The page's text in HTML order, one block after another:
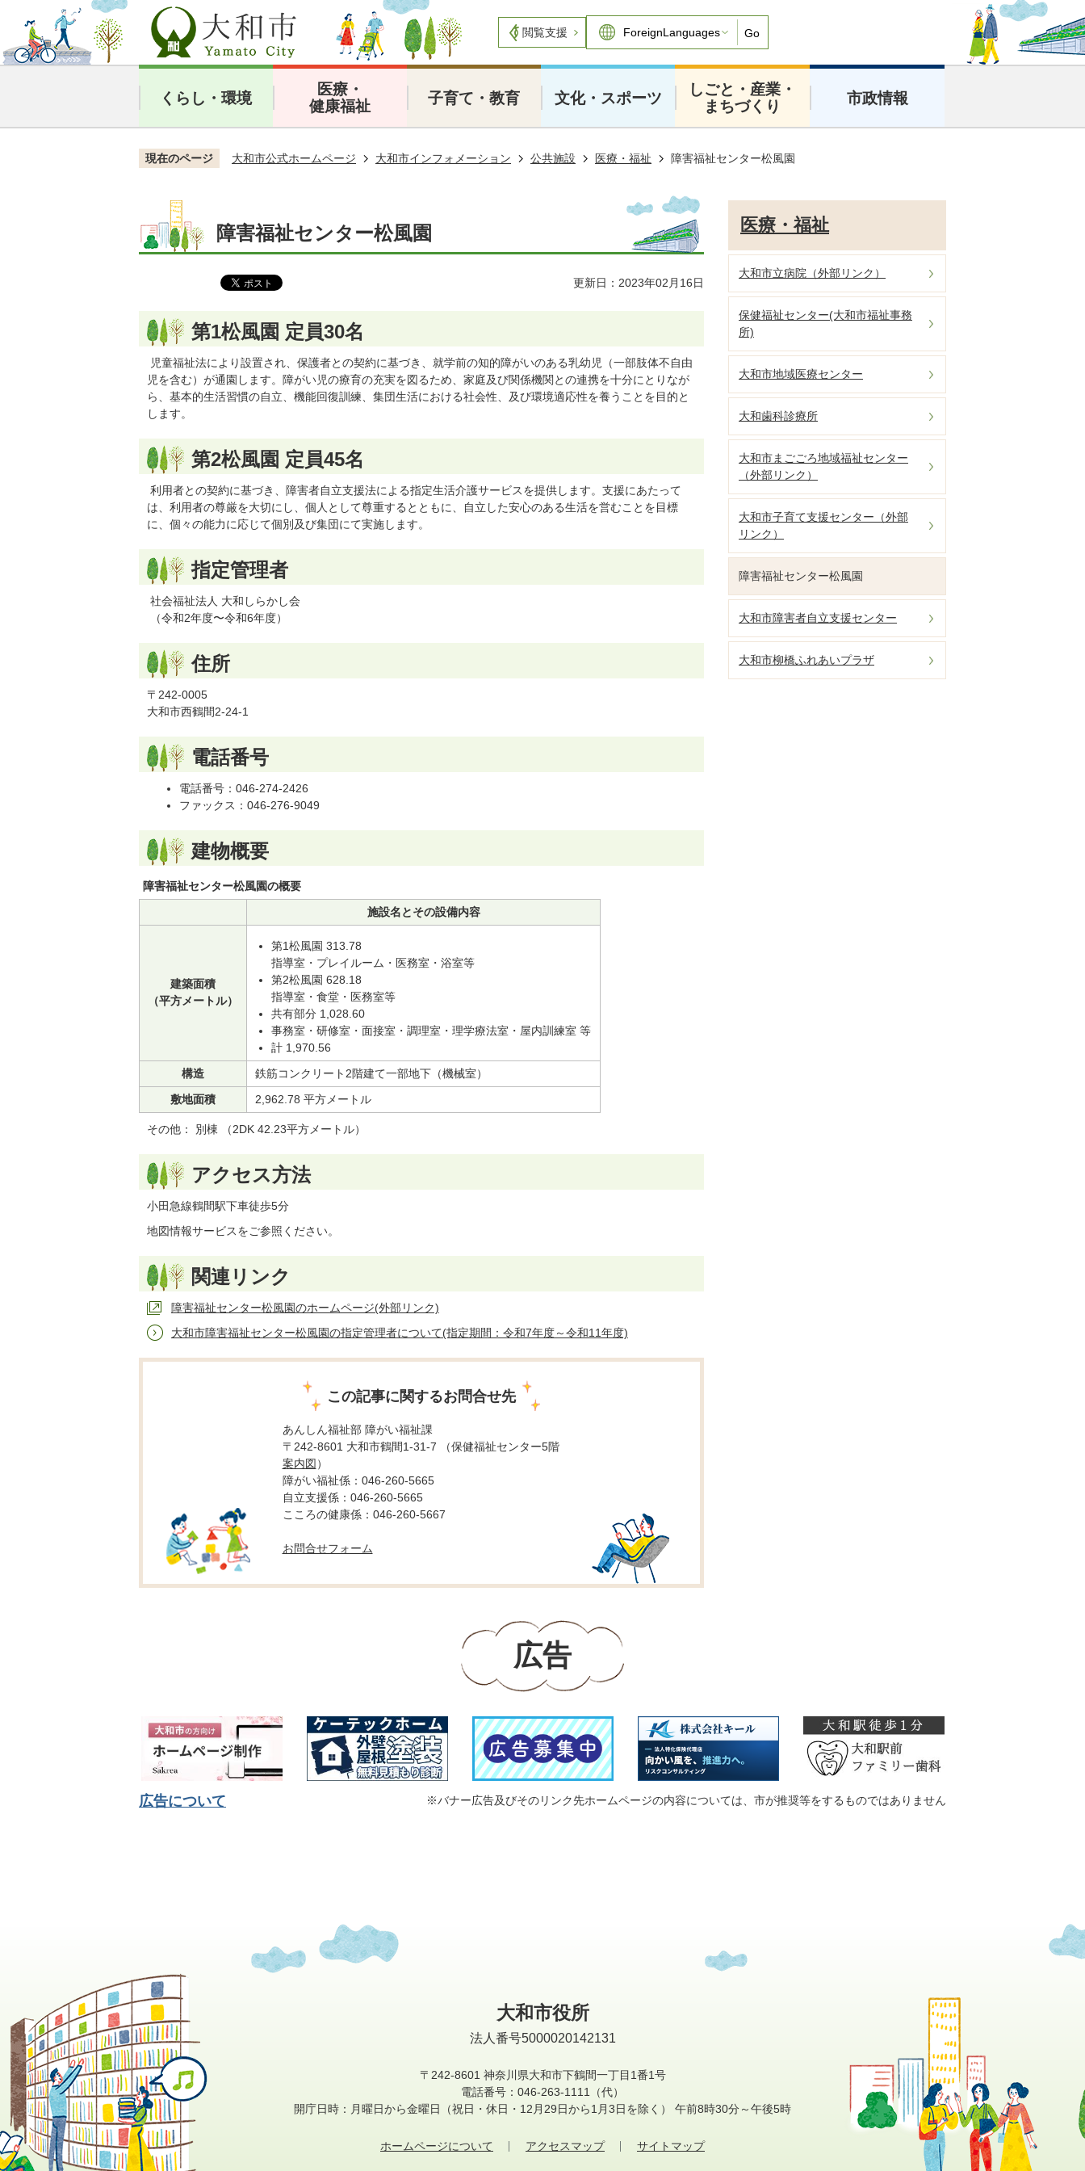
閲覧支援 Go
くらし・環境
医療・
健康福祉
子育て・教育 文化・スポーツ
しごと・産業・
まちづくり
市政情報
現在のページ 大和市公式ホームページ 大和市インフォメーション 公共施設 医療・福祉 障害福祉センター松風園
障害福祉センター松風園
更新日：2023年02月16日
第1松風園 定員30名
児童福祉法により設置され、保護者との契約に基づき、就学前の知的障がいのある乳幼児（一部肢体不自由
児を含む）が通園します。障がい児の療育の充実を図るため、家庭及び関係機関との連携を十分にとりなが
ら、基本的生活習慣の自立、機能回復訓練、集団生活における社会性、及び環境適応性を養うことを目的と
します。
第2松風園 定員45名
利用者との契約に基づき、障害者自立支援法による指定生活介護サービスを提供します。支援にあたって
は、利用者の尊厳を大切にし、個人として尊重するとともに、自立した安心のある生活を営むことを目標
に、個々の能力に応じて個別及び集団にて実施します。
指定管理者
社会福祉法人 大和しらかし会
（令和2年度〜令和6年度）
住所
〒242-0005
大和市西鶴間2-24-1
電話番号
電話番号：046-274-2426
ファックス：046-276-9049
建物概要
障害福祉センター松風園の概要
施設名とその設備内容
建築面積
（平方メートル）
第1松風園 313.78
指導室・プレイルーム・医務室・浴室等
第2松風園 628.18
指導室・食堂・医務室等
共有部分 1,028.60
事務室・研修室・面接室・調理室・理学療法室・屋内訓練室 等
計 1,970.56
構造
鉄筋コンクリート2階建て一部地下（機械室）
敷地面積
2,962.78 平方メートル
その他： 別棟 （2DK 42.23平方メートル）
アクセス方法
小田急線鶴間駅下車徒歩5分
地図情報サービスをご参照ください。
関連リンク
障害福祉センター松風園のホームページ(外部リンク)
大和市障害福祉センター松風園の指定管理者について(指定期間：令和7年度～令和11年度)
この記事に関するお問合せ先
あんしん福祉部 障がい福祉課
〒242-8601 大和市鶴間1-31-7 （保健福祉センター5階
案内図 ）
障がい福祉係：046-260-5665
自立支援係：046-260-5665
こころの健康係：046-260-5667
お問合せフォーム
医療・福祉
大和市立病院（外部リンク）
保健福祉センター(大和市福祉事務
所)
大和市地域医療センター
大和歯科診療所
大和市まごごろ地域福祉センター
（外部リンク）
大和市子育て支援センター（外部
リンク）
障害福祉センター松風園
大和市障害者自立支援センター
大和市柳橋ふれあいプラザ
広告
広告について ※バナー広告及びそのリンク先ホームページの内容については、市が推奨等をするものではありません
大和市役所
法人番号5000020142131
〒242-8601 神奈川県大和市下鶴間一丁目1番1号
電話番号：046-263-1111（代）
開庁日時：月曜日から金曜日
（祝日・休日・12月29日から1月3日を除く） 午前8時30分～午後5時
ホームページについて アクセスマップ サイトマップ